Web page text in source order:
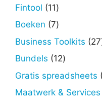
Fintool 1111
producten
Boeken 77
producten
Business Toolkits 27
Bundels 1212
Gratis spreadsheets
Maatwerk & Services